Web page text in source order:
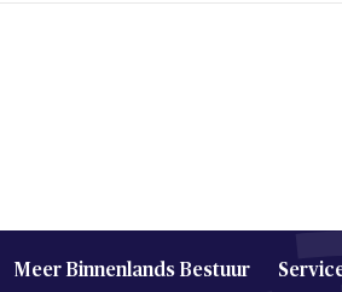
Meer Binnenlands Bestuur